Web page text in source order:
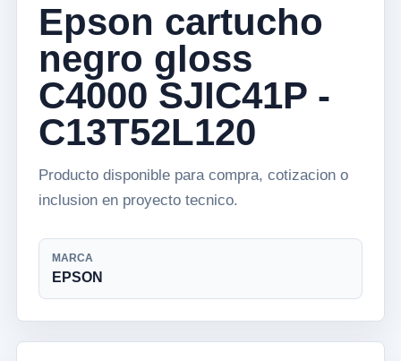
Epson cartucho
negro gloss
C4000 SJIC41P -
C13T52L120
Producto disponible para compra, cotizacion o
inclusion en proyecto tecnico.
MARCA
EPSON